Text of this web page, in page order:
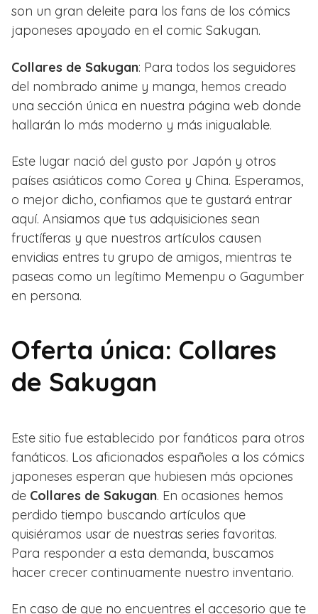
son un gran deleite para los fans de los cómics
japoneses apoyado en el comic Sakugan.
Collares de Sakugan: Para todos los seguidores
del nombrado anime y manga, hemos creado
una sección única en nuestra página web donde
hallarán lo más moderno y más inigualable.
Este lugar nació del gusto por Japón y otros
países asiáticos como Corea y China. Esperamos,
o mejor dicho, confiamos que te gustará entrar
aquí. Ansiamos que tus adquisiciones sean
fructíferas y que nuestros artículos causen
envidias entres tu grupo de amigos, mientras te
paseas como un legítimo Memenpu o Gagumber
en persona.
Oferta única: Collares
de Sakugan
Este sitio fue establecido por fanáticos para otros
fanáticos. Los aficionados españoles a los cómics
japoneses esperan que hubiesen más opciones
de Collares de Sakugan. En ocasiones hemos
perdido tiempo buscando artículos que
quisiéramos usar de nuestras series favoritas.
Para responder a esta demanda, buscamos
hacer crecer continuamente nuestro inventario.
En caso de que no encuentres el accesorio que te